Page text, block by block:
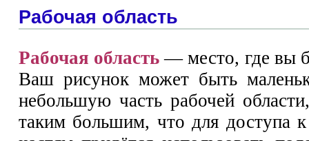
Рабочая область
Рабочая область — место, где вы
Ваш рисунок может быть
небольшую часть рабочей
таким большим, что для доступа